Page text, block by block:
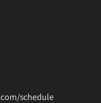
schedule